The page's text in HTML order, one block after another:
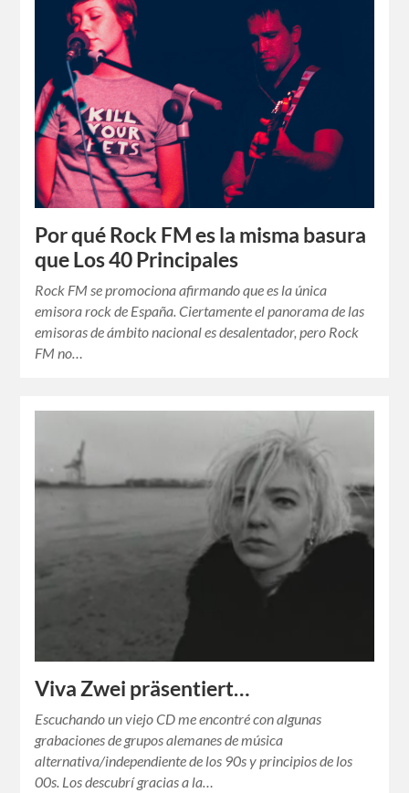
Por qué Rock FM es la misma basura
que Los 40 Principales
Rock FM se promociona afirmando que es la única
emisora rock de España. Ciertamente el panorama de las
emisoras de ámbito nacional es desalentador, pero Rock
FM no…
Viva Zwei präsentiert…
Escuchando un viejo CD me encontré con algunas
grabaciones de grupos alemanes de música
alternativa/independiente de los 90s y principios de los
00s. Los descubrí gracias a la…